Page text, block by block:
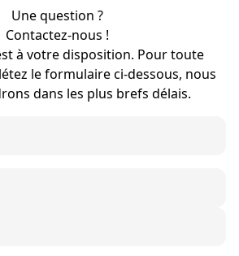
Une question ?
Contactez-nous !
à votre disposition. Pour toute
le formulaire ci-dessous, nous
dans les plus brefs délais.